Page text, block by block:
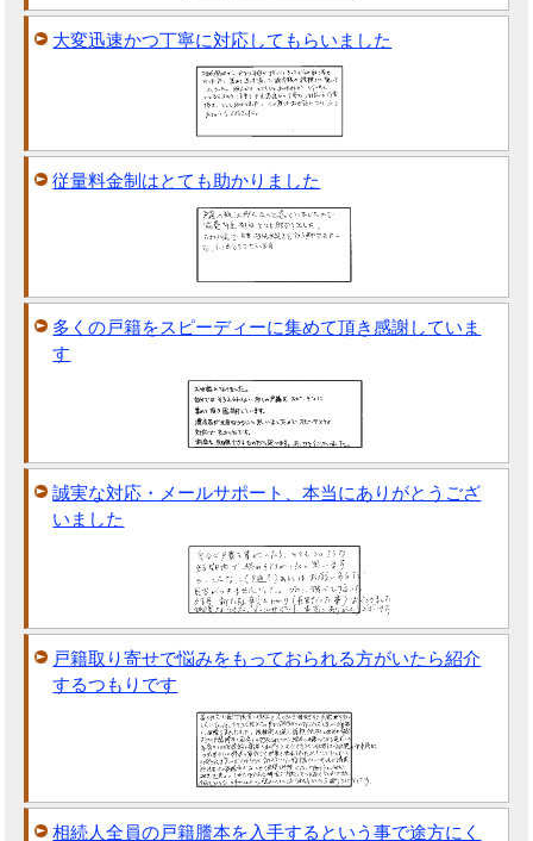
大変迅速かつ丁寧に対応してもらいました
従量料金制はとても助かりました
多くの戸籍をスピーディーに集めて頂き感謝していま
す
誠実な対応・メールサポート、本当にありがとうござ
いました
戸籍取り寄せで悩みをもっておられる方がいたら紹介
するつもりです
相続人全員の戸籍謄本を入手するという事で途方にく